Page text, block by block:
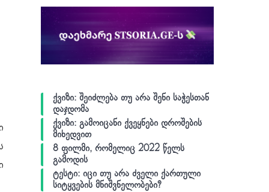
ქვიზი: შეიძლება თუ არა შენი საჭესთან
დაჯდომა
ქვიზი: გამოიცანი ქვეყნები დროშების
მიხედვით
8 ფილმი, რომელიც 2022 წელს
გამოდის
ტესტი: იცი თუ არა ძველი ქართული
სიტყვების მნიშვნელობები?